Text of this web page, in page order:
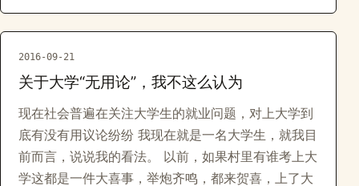
2016-09-21
关于大学“无用论”，我不这么认为
现在社会普遍在关注大学生的就业问题，对上大学到
底有没有用议论纷纷 我现在就是一名大学生，就我目
前而言，说说我的看法。 以前，如果村里有谁考上大
学这都是一件大喜事，举炮齐鸣，都来贺喜，上了大